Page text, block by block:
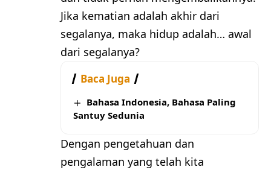
Jika kematian adalah akhir dari
segalanya, maka hidup adalah… awal
dari segalanya?
Baca Juga
Bahasa Indonesia, Bahasa Paling
Santuy Sedunia
Dengan pengetahuan dan
pengalaman yang telah kita